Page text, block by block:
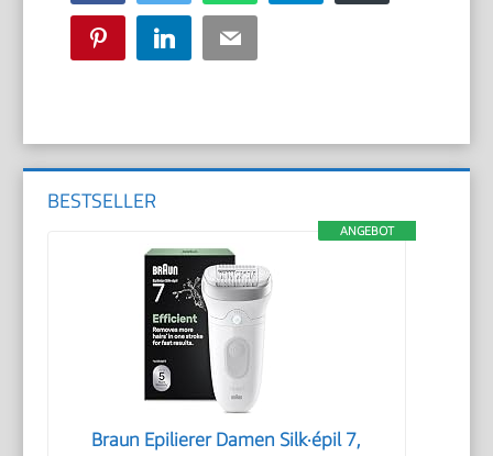
Pinterest LinkedIn Email
BESTSELLER
ANGEBOT
Braun Epilierer Damen Silk·épil 7,